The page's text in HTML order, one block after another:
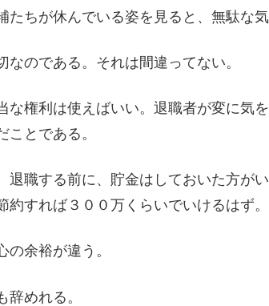
たちが休んでいる姿を見ると、無駄な
なのである。それは間違ってない。
な権利は使えばいい。退職者が変に気
とである。
退職する前に、貯金はしておいた方が
約すれば３００万くらいでいけるはず。
の余裕が違う。
辞めれる。